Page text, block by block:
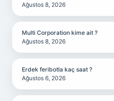
Ağustos 8, 2026
Multi Corporation kime ait ?
Ağustos 8, 2026
Erdek feribotla kaç saat ?
Ağustos 6, 2026